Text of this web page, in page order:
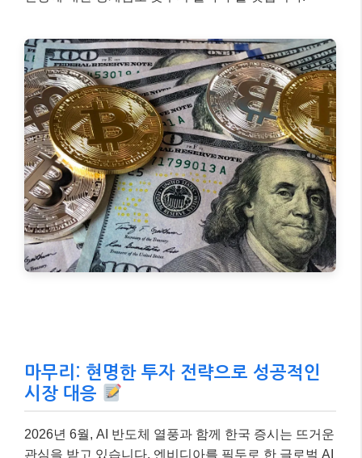
마무리: 현명한 투자 전략으로 성공적인
시장 대응
2026년 6월, AI 반도체 열풍과 함께 한국 증시는 뜨거운
관심을 받고 있습니다. 엔비디아를 필두로 한 글로벌 AI